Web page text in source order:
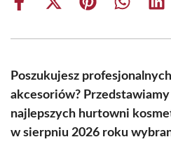
Share
Share
(Twitter)
Share Share
Poszukujesz
akcesoriów?
najlepszych hurtowni
w sierpniu 2026 roku